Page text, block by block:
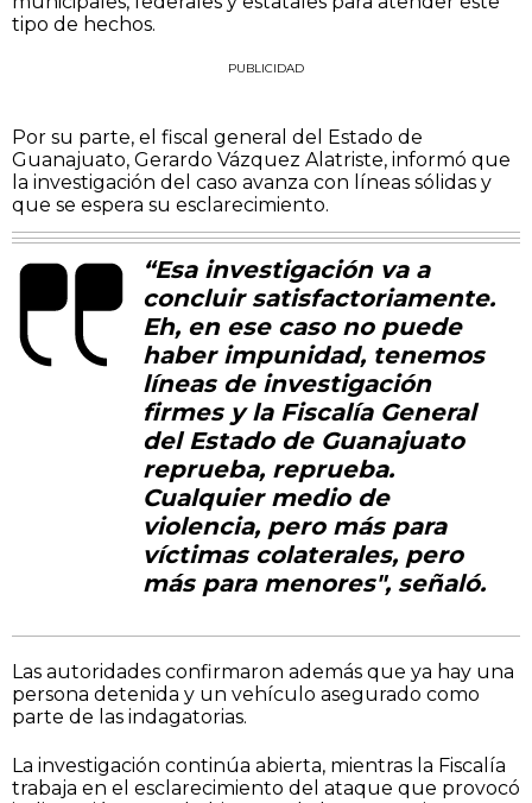
tipo de hechos.
PUBLICIDAD
Por su parte, el fiscal general del Estado de
Guanajuato, Gerardo Vázquez Alatriste, informó que
la investigación del caso avanza con líneas sólidas y
que se espera su esclarecimiento.
“Esa investigación va a
concluir satisfactoriamente.
Eh, en ese caso no puede
haber impunidad, tenemos
líneas de investigación
firmes y la Fiscalía General
del Estado de Guanajuato
reprueba, reprueba.
Cualquier medio de
violencia, pero más para
víctimas colaterales, pero
más para menores", señaló.
Las autoridades confirmaron además que ya hay una
persona detenida y un vehículo asegurado como
parte de las indagatorias.
La investigación continúa abierta, mientras la Fiscalía
trabaja en el esclarecimiento del ataque que provocó